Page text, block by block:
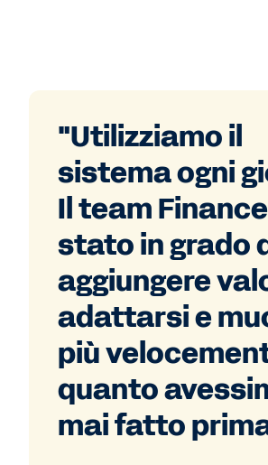
"Utilizziamo il
sistema ogni
Il team
stato in grado
aggiungere
adattarsi e
più
quanto
mai fatto